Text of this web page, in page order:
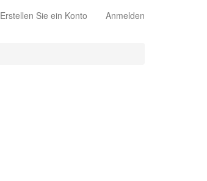
Erstellen Sie ein Konto Anmelden